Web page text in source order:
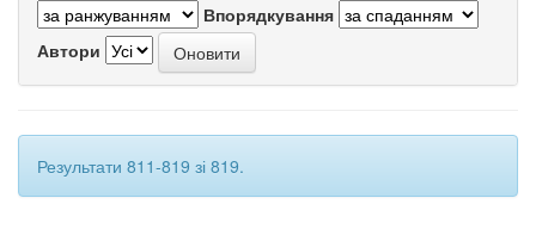
Впорядкування
Автори
Результати 811-819 зі 819.